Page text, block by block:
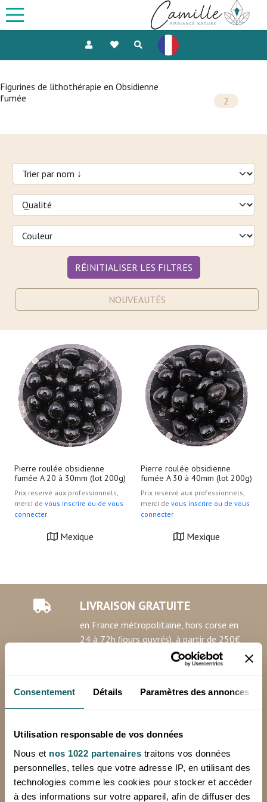
Consentement Détails Paramètres des annonces
Utilisation responsable de vos données
Nous et nos 1022 partenaires traitons vos données
personnelles, telles que votre adresse IP, en utilisant des
technologies comme les cookies pour stocker et accéder
à des informations sur votre appareil, afin de diffuser des
Figurines de lithothérapie en Obsidienne
fumée
2
RÉINITIALISER LES FILTRES
NOUVEAUTÉS
Pierre roulée obsidienne
fumée A 20 à 30mm (lot 200g)
Prix reservé aux professionnels,
merci de vous inscrire ou de vous
connecter
Mexique
Pierre roulée obsidienne
fumée A 30 à 40mm (lot 200g)
Prix reservé aux professionnels,
merci de vous inscrire ou de vous
connecter
Mexique
LIVRAISON GRATUITE
en France métropolitaine, hors corse en
24 à 72h (jours ouvrés), à partir de 250€
Minimum de commande: 100€ HT
RETOURS OFFERTS
sur votre première commande avec notre
étiquette de retour prépayée